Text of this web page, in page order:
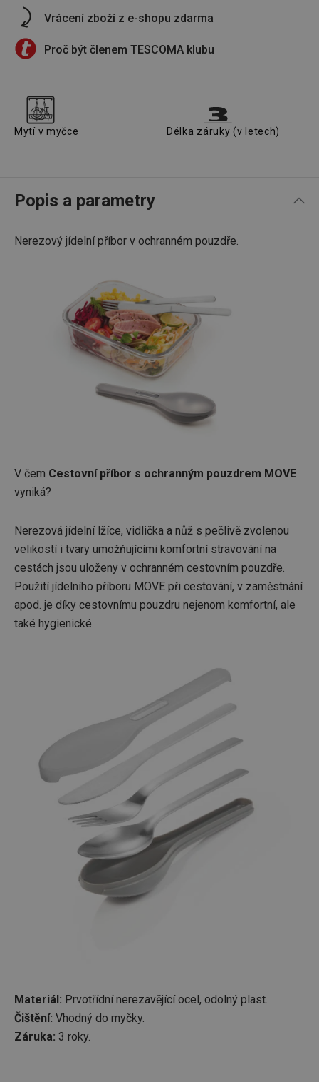
Vrácení zboží z e-shopu zdarma
Proč být členem TESCOMA klubu
Mytí v myčce Délka záruky (v letech)
Popis a parametry
Nerezový jídelní příbor v ochranném pouzdře.
V čem Cestovní příbor s ochranným pouzdrem MOVE
vyniká?
Nerezová jídelní lžíce, vidlička a nůž s pečlivě zvolenou
velikostí i tvary umožňujícími komfortní stravování na
cestách jsou uloženy v ochranném cestovním pouzdře.
Použití jídelního příboru MOVE při cestování, v zaměstnání
apod. je díky cestovnímu pouzdru nejenom komfortní, ale
také hygienické.
Materiál: Prvotřídní nerezavějící ocel, odolný plast.
Čištění: Vhodný do myčky.
Záruka: 3 roky.